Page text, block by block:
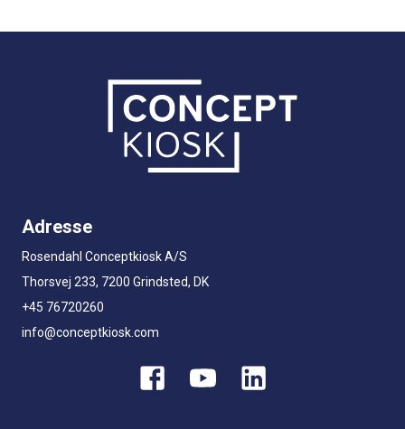
Adresse
Rosendahl Conceptkiosk A/S
Thorsvej 233, 7200 Grindsted, DK
+45 76720260
info@conceptkiosk.com